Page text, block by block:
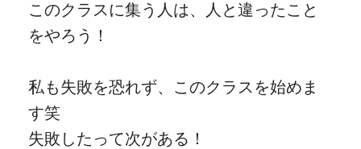
このクラスに集う人は、人と違ったこと
をやろう！
私も失敗を恐れず、このクラスを始めま
す笑
失敗したって次がある！